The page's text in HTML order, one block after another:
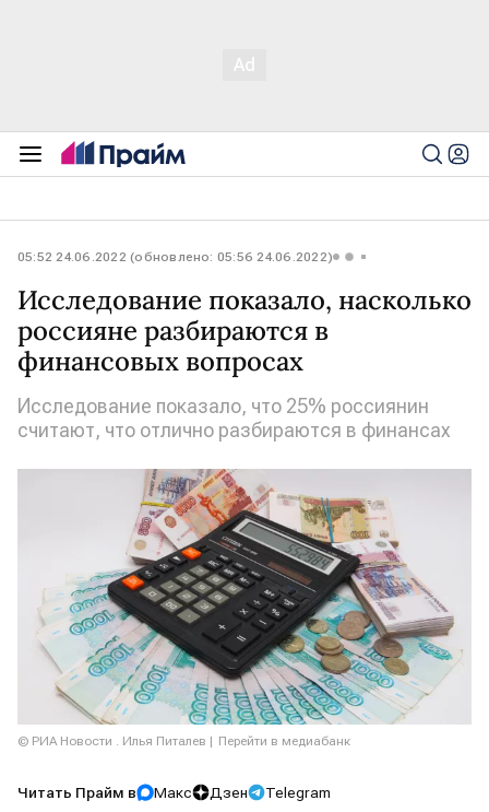
05:52 24.06.2022 (обновлено: 05:56 24.06.2022)
Исследование показало, насколько
россияне разбираются в
финансовых вопросах
Исследование показало, что 25% россиянин
считают, что отлично разбираются в финансах
© РИА Новости . Илья Питалев Перейти в медиабанк
Читать Прайм в Макс Дзен Telegram